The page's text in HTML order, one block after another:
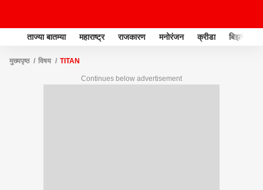
ताज्या बातम्या महाराष्ट्र राजकारण मनोरंजन क्रीडा बिझनेस
मुख्यपृष्ठ विषय TITAN
Continues below advertisement